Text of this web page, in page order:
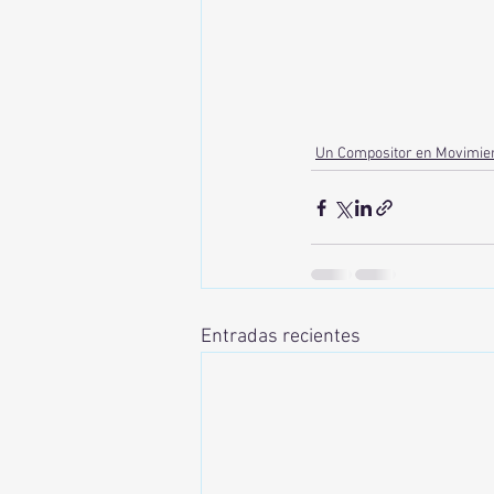
Un Compositor en
Entradas recientes